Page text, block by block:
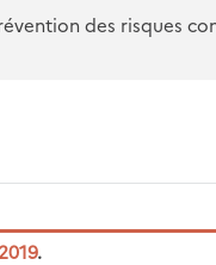
des risques
.